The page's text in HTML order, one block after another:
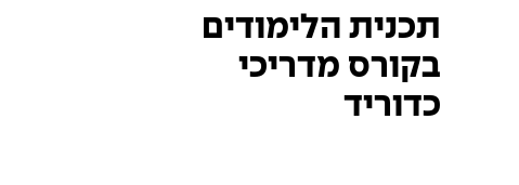
תכנית הלימודים
בקורס מדריכי
כדוריד